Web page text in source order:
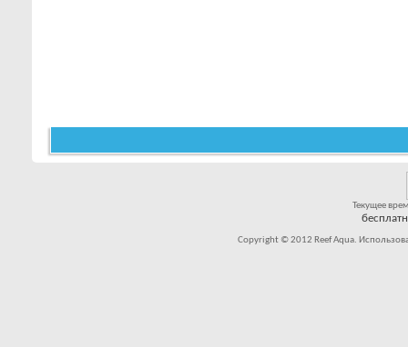
Текущее
Copyright © 2012 Reef Aqua.